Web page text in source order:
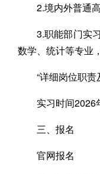
2.境内外普通
3.职能部门实
数学、统计等专业
“详细岗位职
实习时间2026
三、报名
官网报名